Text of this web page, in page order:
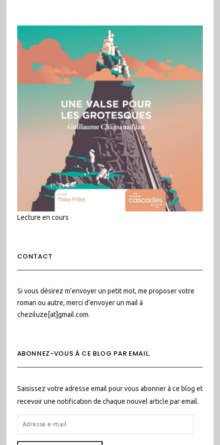
Lecture en cours
CONTACT
Si vous désirez m'envoyer un petit mot, me proposer votre
roman ou autre, merci d'envoyer un mail à
cheziluze[at]gmail.com.
ABONNEZ-VOUS À CE BLOG PAR EMAIL.
Saisissez votre adresse email pour vous abonner à ce blog et
recevoir une notification de chaque nouvel article par email.
ADRESSE
E-